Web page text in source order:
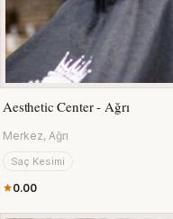
Aesthetic Center - Ağrı
Merkez, Ağrı
Saç Kesimi
0.00